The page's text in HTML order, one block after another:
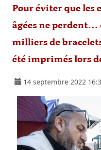
Pour éviter que les
âgées ne
milliers de
été imprimés lors
14 septembre 2022